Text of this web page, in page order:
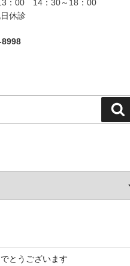
00 14：30～18：00
休診
8998
とうございます